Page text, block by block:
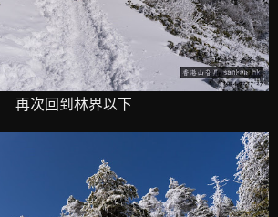
再次回到林界以下